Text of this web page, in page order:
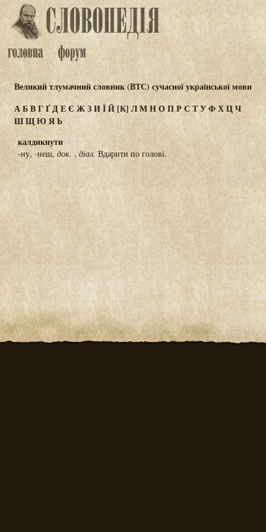
Великий тлумачний словник (ВТС) сучасної української мови
АБВГҐДЕЄ ЖЗИЇЙ [К] ЛМНОПР СТУФХЦЧ
ШЩЮЯЬ
калдикнути
-ну, -неш, док. , діал. Вдарити по голові.